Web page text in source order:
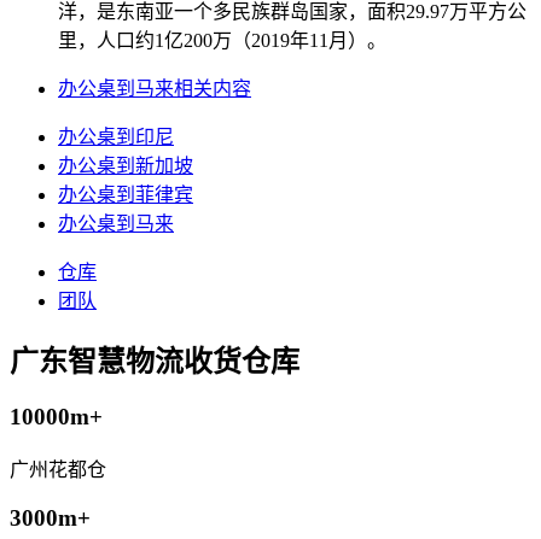
洋，是东南亚一个多民族群岛国家，面积29.97万平方公
里，人口约1亿200万（2019年11月）。
办公桌到马来相关内容
办公桌到印尼
办公桌到新加坡
办公桌到菲律宾
办公桌到马来
仓库
团队
广东智慧物流收货仓库
10000m+
广州花都仓
3000m+